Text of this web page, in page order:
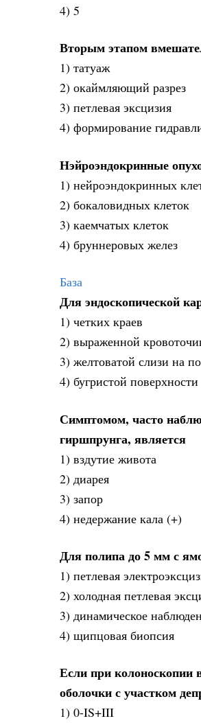
4) 5
Вторым этапом
1) татуаж
2) окаймляющий разрез
3) петлевая эксцизия
4) формирование
Нэйроэндокринные
1) нейроэндокринных
2) бокаловидных клеток
3) каемчатых клеток
4) бруннеровых желез
База
Для эндоскопической
1) четких краев
2) выраженной
3) желтоватой слизи на
4) бугристой поверхности
Симптомом, часто
гиршпрунга, является
1) вздутие живота
2) диарея
3) запор
4) недержание кала (+)
Для полипа до 5 мм с
1) петлевая
2) холодная петлевая
3) динамическое
4) щипцовая биопсия
Если при колоноскопии
оболочки с участком
1) 0-IS+III